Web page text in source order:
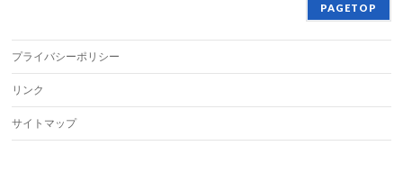
PAGETOP
プライバシーポリシー
リンク
サイトマップ